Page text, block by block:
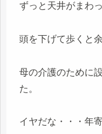
ずっと天井がまわ
頭を下げて歩くと
母の介護のために
た。
イヤだな・・・年